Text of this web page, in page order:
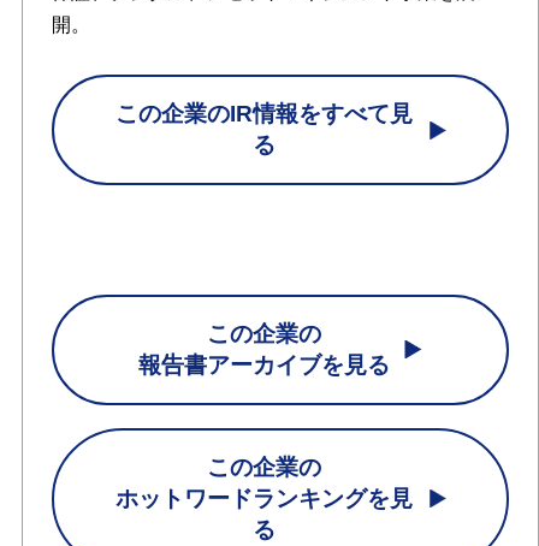
開。
この企業のIR情報をすべて見
る
この企業の
報告書アーカイブを見る
この企業の
ホットワードランキングを見
る